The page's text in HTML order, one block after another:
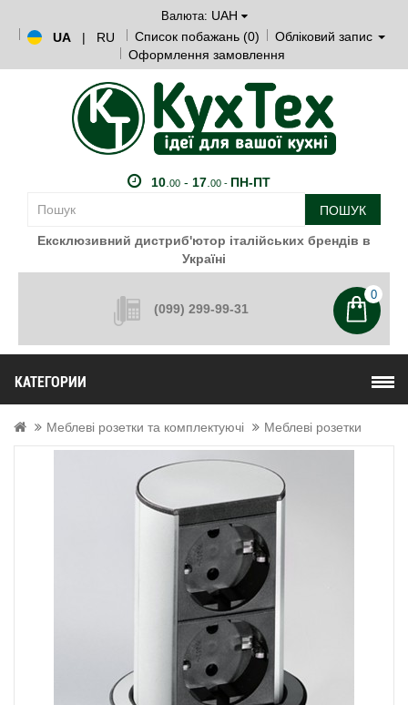
Валюта: UAH
UA
| RU Список побажань (0)
Обліковий запис
Оформлення замовлення
10. 00- 17. 00 - ПН-ПТ
ПОШУК
Ексклюзивний дистриб'ютор італійських брендів в
Україні
(099) 299-99-31
0
КАТЕГОРИИ
Меблеві розетки та комплектуючі Меблеві розетки